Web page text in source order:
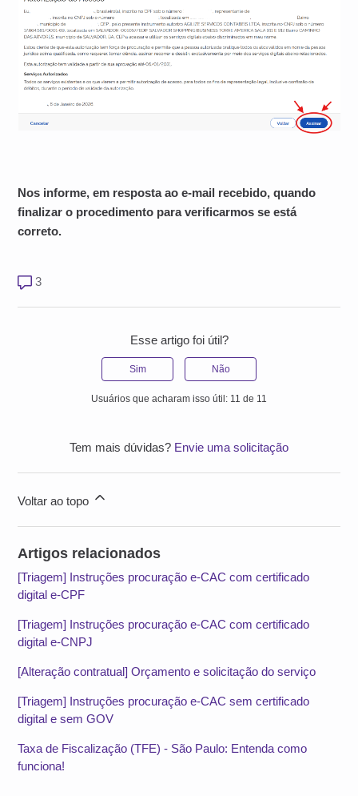
Nos informe, em resposta ao e-mail recebido, quando
finalizar o procedimento para verificarmos se está
correto.
3 comentários
3
Esse artigo foi útil?
Sim Não
Usuários que acharam isso útil: 11 de 11
Tem mais dúvidas? Envie uma solicitação
Voltar ao topo
Artigos relacionados
[Triagem] Instruções procuração e-CAC com certificado
digital e-CPF
[Triagem] Instruções procuração e-CAC com certificado
digital e-CNPJ
[Alteração contratual] Orçamento e solicitação do serviço
[Triagem] Instruções procuração e-CAC sem certificado
digital e sem GOV
Taxa de Fiscalização (TFE) - São Paulo: Entenda como
funciona!